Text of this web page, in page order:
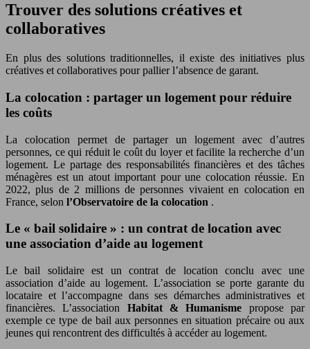
Trouver des solutions créatives et
collaboratives
En plus des solutions traditionnelles, il existe des initiatives plus
créatives et collaboratives pour pallier l’absence de garant.
La colocation : partager un logement pour réduire
les coûts
La colocation permet de partager un logement avec d’autres
personnes, ce qui réduit le coût du loyer et facilite la recherche d’un
logement. Le partage des responsabilités financières et des tâches
ménagères est un atout important pour une colocation réussie. En
2022, plus de 2 millions de personnes vivaient en colocation en
France, selon l’Observatoire de la colocation .
Le « bail solidaire » : un contrat de location avec
une association d’aide au logement
Le bail solidaire est un contrat de location conclu avec une
association d’aide au logement. L’association se porte garante du
locataire et l’accompagne dans ses démarches administratives et
financières. L’association Habitat & Humanisme propose par
exemple ce type de bail aux personnes en situation précaire ou aux
jeunes qui rencontrent des difficultés à accéder au logement.